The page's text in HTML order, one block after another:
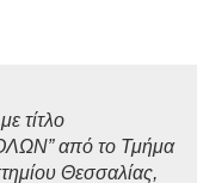
τίτλο
από το Τμήμα
Θεσσαλίας,